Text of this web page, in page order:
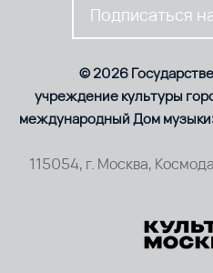
Подписаться
© 2026
учреждение культуры
международный Дом
115054, г. Москва,